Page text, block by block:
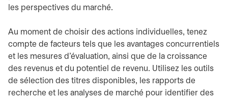
les perspectives du marché.
Au moment de choisir des actions individuelles, tenez
compte de facteurs tels que les avantages concurrentiels
et les mesures d'évaluation, ainsi que de la croissance
des revenus et du potentiel de revenu. Utilisez les outils
de sélection des titres disponibles, les rapports de
recherche et les analyses de marché pour identifier des